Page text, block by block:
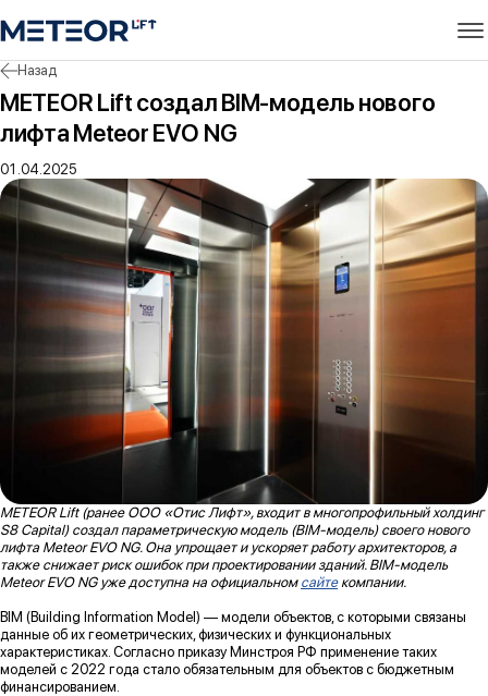
Назад
METEOR Lift создал BIM-модель нового
лифта Meteor EVO NG
01.04.2025
METEOR Lift (ранее ООО «Отис Лифт», входит в многопрофильный холдинг
S8 Capital) создал параметрическую модель (BIM-модель) своего нового
лифта Meteor EVO NG. Она упрощает и ускоряет работу архитекторов, а
также снижает риск ошибок при проектировании зданий. BIM-модель
Meteor EVO NG уже доступна на официальном сайтекомпании.
BIM (Building Information Model) — модели объектов, с которыми связаны
данные об их геометрических, физических и функциональных
характеристиках. Согласно приказу Минстроя РФ применение таких
моделей с 2022 года стало обязательным для объектов с бюджетным
финансированием.